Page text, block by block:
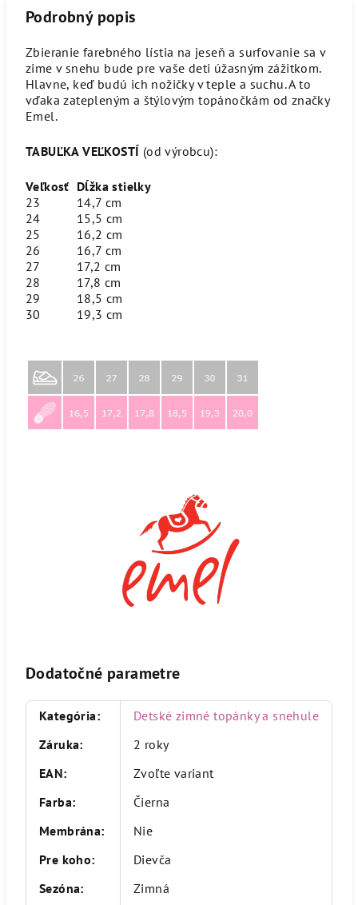
Podrobný popis
Zbieranie farebného lístia na jeseň a surfovanie sa v
zime v snehu bude pre vaše deti úžasným zážitkom.
Hlavne, keď budú ich nožičky v teple a suchu. A to
vďaka zatepleným a štýlovým topánočkám od značky
Emel.
TABUĽKA VEĽKOSTÍ (od výrobcu):
Veľkosť Dĺžka stielky
23
14,7 cm
24
15,5 cm
25
16,2 cm
26
16,7 cm
27
17,2 cm
28
17,8 cm
29
18,5 cm
30
19,3 cm
Dodatočné parametre
Kategória:
Detské zimné topánky a snehule
Záruka:
2 roky
EAN:
Zvoľte variant
Farba:
Čierna
Membrána:
Nie
Pre koho:
Dievča
Sezóna: Zimná